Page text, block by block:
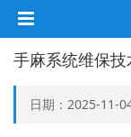
手麻系统维保
日期：2025-11-